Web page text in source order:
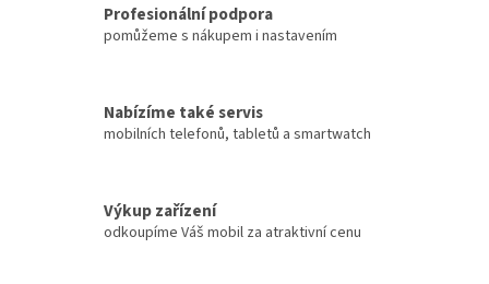
Profesionální podpora
pomůžeme s nákupem i nastavením
Nabízíme také servis
mobilních telefonů, tabletů a smartwatch
Výkup zařízení
odkoupíme Váš mobil za atraktivní cenu